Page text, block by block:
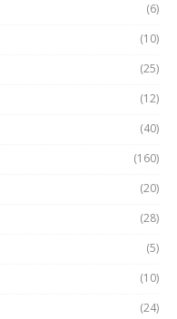
(6)
(10)
(25)
(12)
(40)
(160)
(20)
(28)
(5)
(10)
(24)